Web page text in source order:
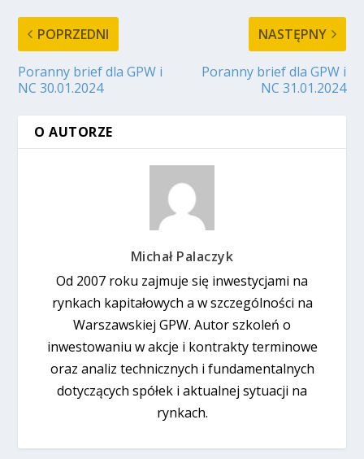
POPRZEDNI
Poranny brief dla GPW i
NC 30.01.2024
NASTĘPNY
Poranny brief dla GPW i
NC 31.01.2024
O AUTORZE
Michał Palaczyk
Od 2007 roku zajmuje się inwestycjami na
rynkach kapitałowych a w szczególności na
Warszawskiej GPW. Autor szkoleń o
inwestowaniu w akcje i kontrakty terminowe
oraz analiz technicznych i fundamentalnych
dotyczących spółek i aktualnej sytuacji na
rynkach.